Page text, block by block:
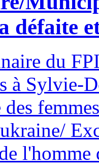
défaite
du
à Sylvie-
des